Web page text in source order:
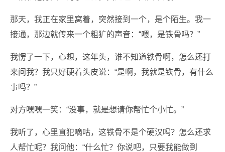
那天，我正在家里窝着，突然接到一个，是个陌生。我一
接通，那边就传来一个粗犷的声音：“喂，是铁骨吗？”
我愣了一下，心想，这年头，谁不知道铁骨啊，怎么还打
来问我？我只好硬着头皮说：“是啊，我就是铁骨，有什么
事吗？”
对方嘿嘿一笑：“没事，就是想请你帮忙个小忙。”
我听了，心里直犯嘀咕，这铁骨不是个硬汉吗？怎么还求
人帮忙呢？我问他：“什么忙？你说吧，只要我能做到